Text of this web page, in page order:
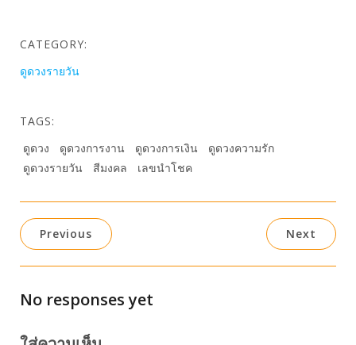
CATEGORY:
ดูดวงรายวัน
TAGS:
ดูดวง
ดูดวงการงาน ดูดวงการเงิน
ดูดวงความรัก
ดูดวงรายวัน
สีมงคล เลขนำโชค
Previous Next
No responses yet